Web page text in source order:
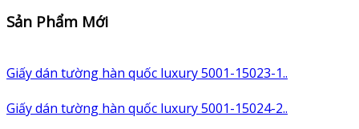
Sản Phẩm Mới
Giấy dán tường hàn quốc luxury 5001-15023-1..
Giấy dán tường hàn quốc luxury 5001-15024-2..